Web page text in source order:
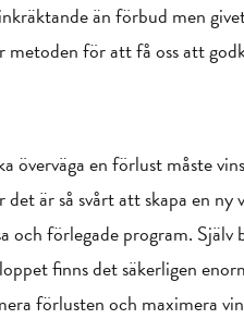
än förbud men
metoden för att få oss att
överväga en förlust måste
är så svårt att skapa en ny
och förlegade program. Själv
finns det säkerligen
förlusten och maximera